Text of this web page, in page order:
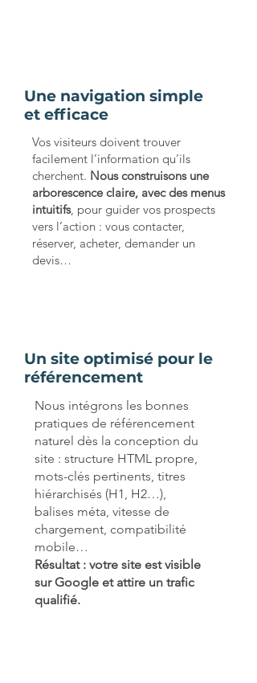
Une navigation simple
et efficace
Vos visiteurs doivent trouver
facilement l’information qu’ils
cherchent. Nous construisons une
arborescence claire, avec des menus
intuitifs, pour guider vos prospects
vers l’action : vous contacter,
réserver, acheter, demander un
devis…
Un site optimisé pour le
référencement
Nous intégrons les bonnes
pratiques de référencement
naturel dès la conception du
site : structure HTML propre,
mots-clés pertinents, titres
hiérarchisés (H1, H2…),
balises méta, vitesse de
chargement, compatibilité
mobile…
Résultat : votre site est visible
sur Google et attire un trafic
qualifié.